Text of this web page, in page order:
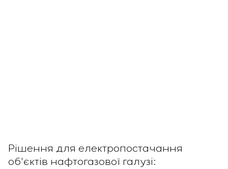
Рішення для електропостачання
об'єктів нафтогазової галузі: